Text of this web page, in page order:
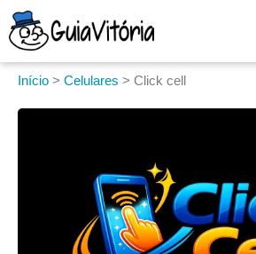
Início > Celulares > Click cell